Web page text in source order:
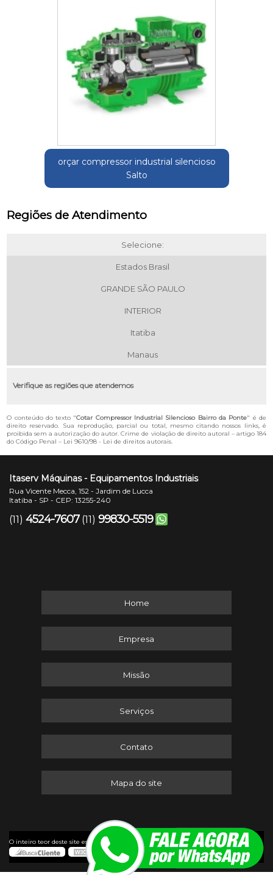
orçar compressor industrial silencioso
Salto
Regiões de Atendimento
Selecione:
Estados Brasil
GRANDE SÃO PAULO
INTERIOR
Itatiba
Manaus
Verifique as regiões que atendemos
O conteúdo do texto "Cotar Compressor Industrial Silencioso Bairro da Ponte" é de
direito reservado. Sua reprodução, parcial ou total, mesmo citando nossos links, é
proibida sem a autorização do autor. Crime de violação de direito autoral – artigo 184
do Código Penal – Lei 9610/98 - Lei de direitos autorais.
Itaserv Máquinas - Equipamentos Industriais
Rua Vicente Mecca, 152 - Jardim de Lucca
Itatiba - SP - CEP: 13255-240
(11) 4524-7607 (11) 99830-5519
Home
Empresa
Missão
Serviços
Contato
Mapa do site
O inteiro teor deste site está sujeito à proteção de direitos autorais. Copyright ©
Itaserv Máquinas (Lei 9610 de 19/02/1998)